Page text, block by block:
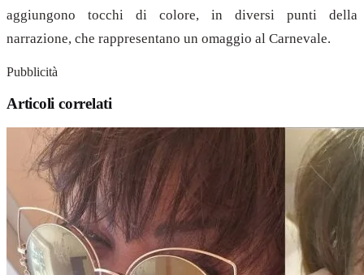
aggiungono tocchi di colore, in diversi punti della
narrazione, che rappresentano un omaggio al Carnevale.
Pubblicità
Articoli correlati